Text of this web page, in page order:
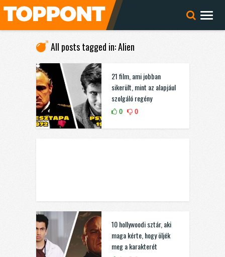
All posts tagged in: Alien
21 film, ami jobban
sikerült, mint az alapjául
szolgáló regény
0 0
10 hollywoodi sztár, aki
maga kérte, hogy öljék
meg a karakterét